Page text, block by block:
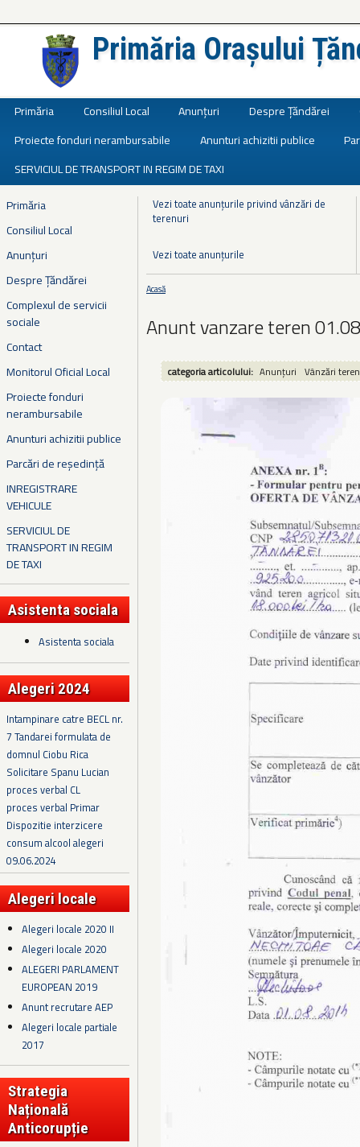
Primăria Orașului
Primăria Consiliul Local Anunțuri Despre Țăndărei
Proiecte fonduri nerambursabile
Anunturi achizitii publice
SERVICIUL DE TRANSPORT IN REGIM DE TAXI
Primăria
Consiliul Local
Anunțuri
Despre Țăndărei
Complexul de servicii
sociale
Contact
Monitorul Oficial Local
Proiecte fonduri
nerambursabile
Anunturi achizitii publice
Parcări de reședință
INREGISTRARE
VEHICULE
SERVICIUL DE
TRANSPORT IN REGIM
DE TAXI
Asistenta sociala
Asistenta sociala
Alegeri 2024
Intampinare catre BECL nr.
7 Tandarei formulata de
domnul Ciobu Rica
Solicitare Spanu Lucian
proces verbal CL
proces verbal Primar
Dispozitie interzicere
consum alcool alegeri
09.06.2024
Alegeri locale
Alegeri locale 2020 II
Alegeri locale 2020
ALEGERI PARLAMENT
EUROPEAN 2019
Anunt recrutare AEP
Alegeri locale partiale
2017
Strategia
Națională
Anticorupție
Vezi toate anunțurile privind vânzări de
terenuri
Vezi toate anunțurile
Eşti aici
Acasă
Anunt vanzare teren
categoria articolului: Anunțuri Vânzări